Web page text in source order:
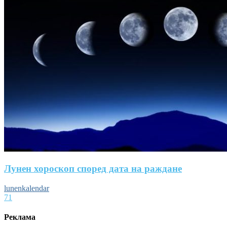
Лунен хороскоп според дата на раждане
lunenkalendar
71
Реклама